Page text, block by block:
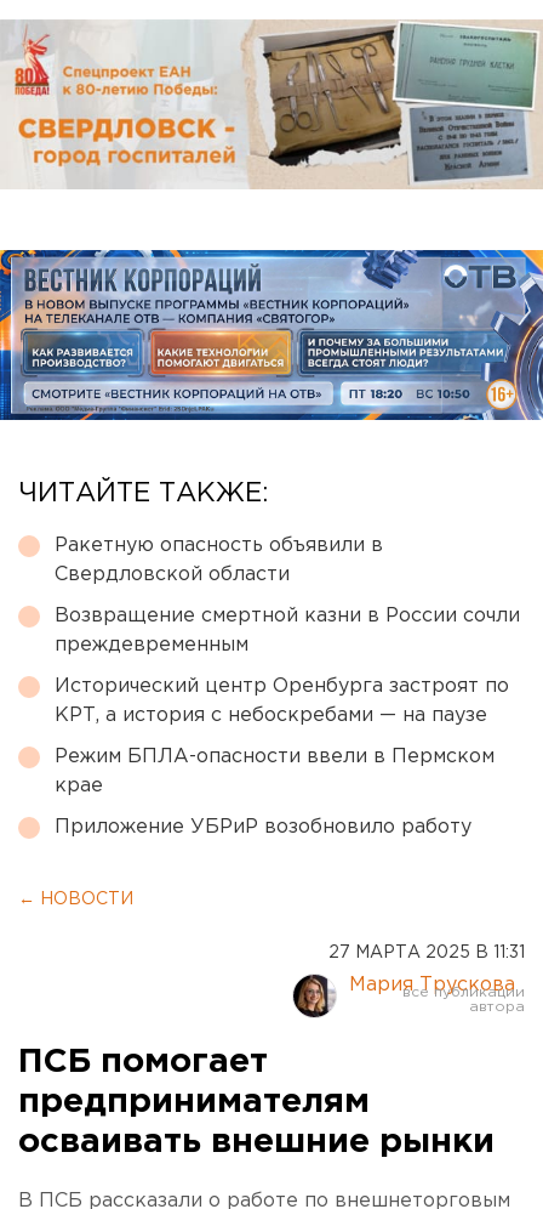
ЧИТАЙТЕ ТАКЖЕ:
Ракетную опасность объявили в
Свердловской области
Возвращение смертной казни в России сочли
преждевременным
Исторический центр Оренбурга застроят по
КРТ, а история с небоскребами — на паузе
Режим БПЛА-опасности ввели в Пермском
крае
Приложение УБРиР возобновило работу
← НОВОСТИ
27 МАРТА 2025 В 11:31
Мария Трускова
ПСБ помогает
предпринимателям
осваивать внешние рынки
В ПСБ рассказали о работе по внешнеторговым